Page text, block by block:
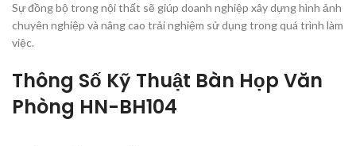
Sự đồng bộ trong nội thất sẽ giúp doanh nghiệp xây dựng hình ảnh
chuyên nghiệp và nâng cao trải nghiệm sử dụng trong quá trình làm
việc.
Thông Số Kỹ Thuật Bàn Họp Văn
Phòng HN-BH104